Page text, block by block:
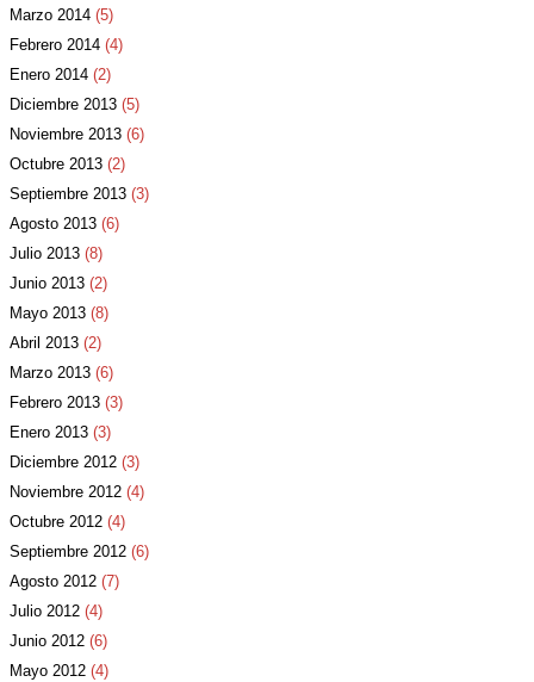
Marzo 2014 (5)
Febrero 2014 (4)
Enero 2014 (2)
Diciembre 2013 (5)
Noviembre 2013 (6)
Octubre 2013 (2)
Septiembre 2013 (3)
Agosto 2013 (6)
Julio 2013 (8)
Junio 2013 (2)
Mayo 2013 (8)
Abril 2013 (2)
Marzo 2013 (6)
Febrero 2013 (3)
Enero 2013 (3)
Diciembre 2012 (3)
Noviembre 2012 (4)
Octubre 2012 (4)
Septiembre 2012 (6)
Agosto 2012 (7)
Julio 2012 (4)
Junio 2012 (6)
Mayo 2012 (4)